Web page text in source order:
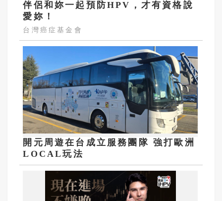
伴侶和妳一起預防HPV，才有資格說
愛妳！
台灣癌症基金會
開元周遊在台成立服務團隊 強打歐洲
LOCAL玩法